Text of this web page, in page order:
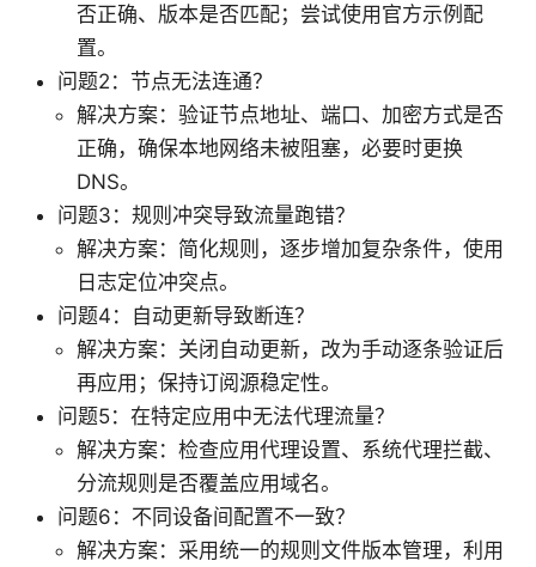
否正确、版本是否匹配；尝试使用官方示例配
置。
问题2：节点无法连通？
解决方案：验证节点地址、端口、加密方式是否
正确，确保本地网络未被阻塞，必要时更换
DNS。
问题3：规则冲突导致流量跑错？
解决方案：简化规则，逐步增加复杂条件，使用
日志定位冲突点。
问题4：自动更新导致断连？
解决方案：关闭自动更新，改为手动逐条验证后
再应用；保持订阅源稳定性。
问题5：在特定应用中无法代理流量？
解决方案：检查应用代理设置、系统代理拦截、
分流规则是否覆盖应用域名。
问题6：不同设备间配置不一致？
解决方案：采用统一的规则文件版本管理，利用